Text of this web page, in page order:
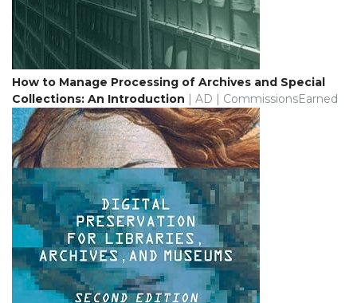
How to Manage Processing of Archives and Special
Collections: An Introduction | AD | CommissionsEarned